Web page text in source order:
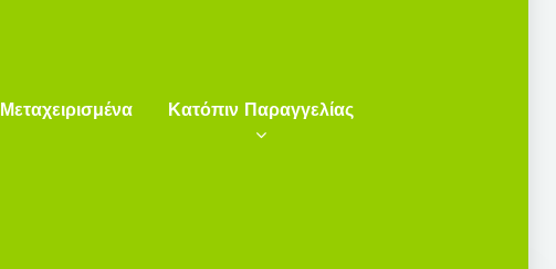
Μεταχειρισμένα Κατόπιν Παραγγελίας